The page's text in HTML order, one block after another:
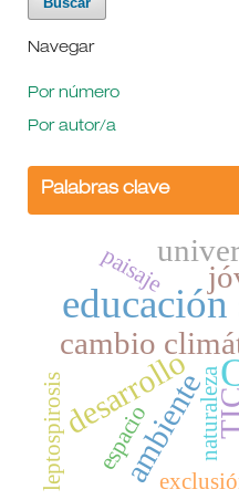
Navegar
Por número
Por autor/a
Palabras clave
cambio
desarrollo
ambientenaturaleza
paisaje
espacio
leptospirosis